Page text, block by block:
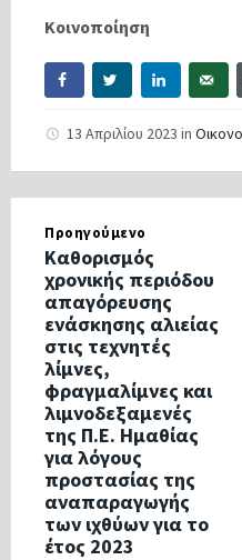
Κοινοποίηση
13 Απριλίου 2023 in
Προηγούμενο
Καθορισμός
χρονικής περιόδου
απαγόρευσης
ενάσκησης αλιείας
στις τεχνητές
λίμνες,
φραγμαλίμνες και
λιμνοδεξαμενές
της Π.Ε. Ημαθίας
για λόγους
προστασίας της
αναπαραγωγής
των ιχθύων για το
έτος 2023